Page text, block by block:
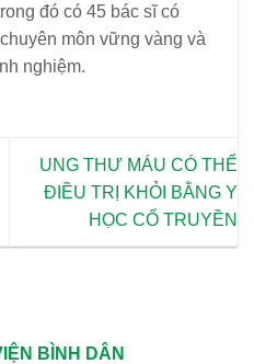
đó có 45 bác sĩ có
môn vững vàng và
nghiệm.
UNG THƯ MÁU CÓ THỂ
ĐIỀU TRỊ KHỎI BẰNG Y
HỌC CỔ TRUYỀN
BÌNH DÂN